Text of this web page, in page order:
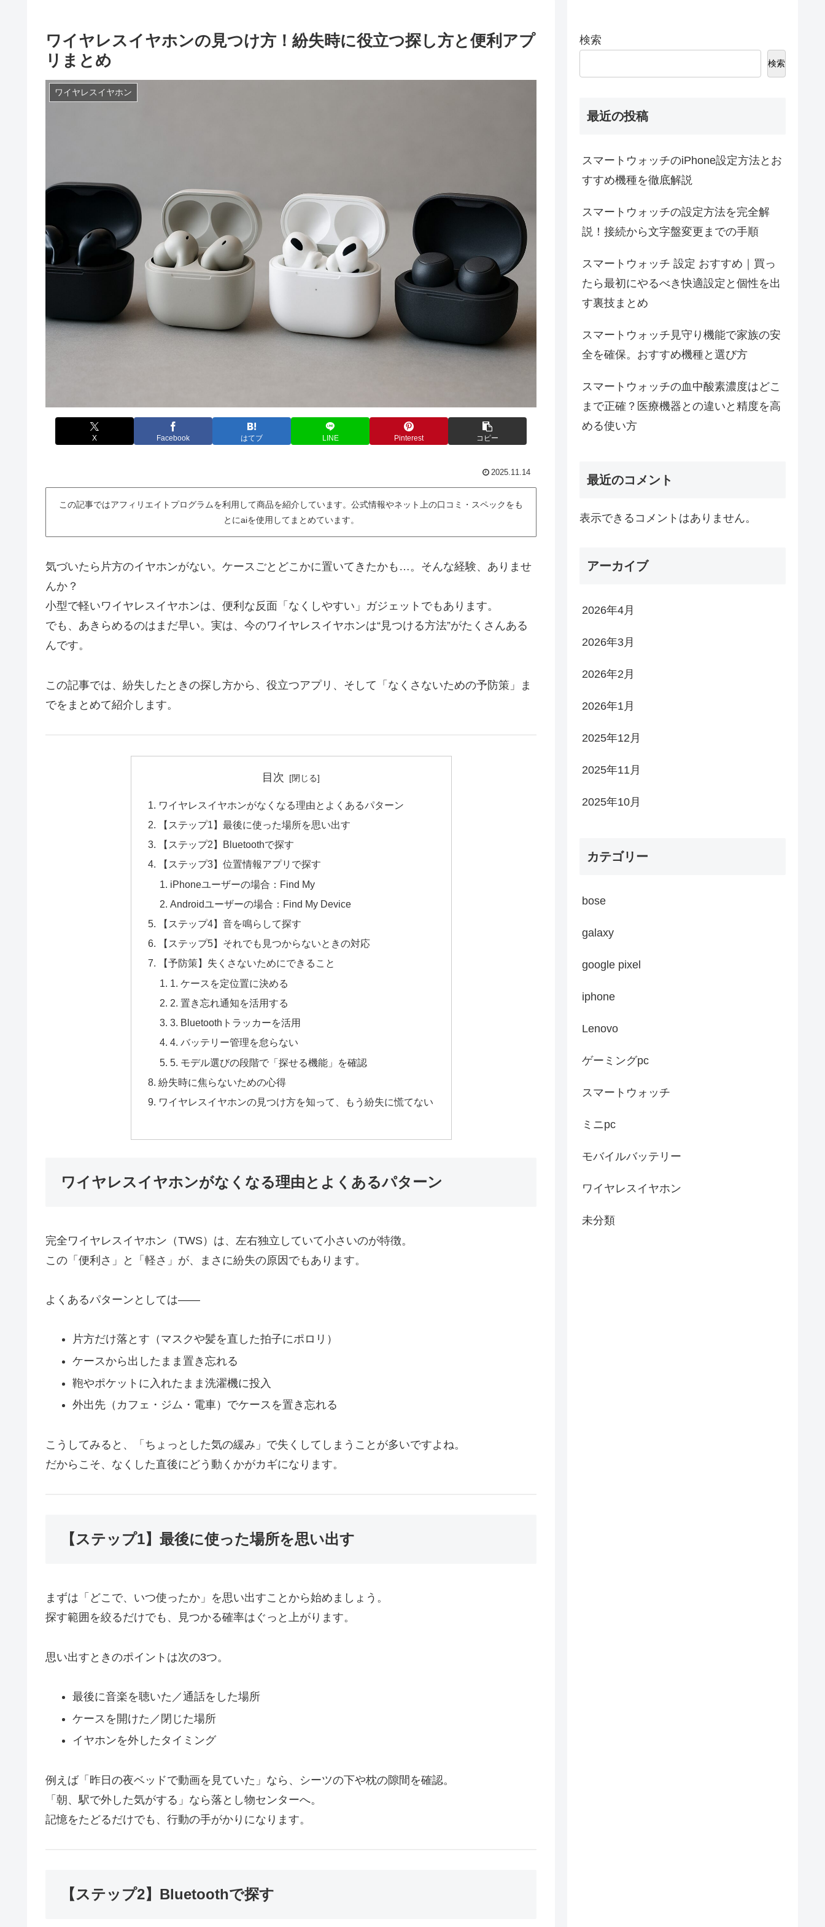
ワイヤレスイヤホンの見つけ方！紛失時に役立つ探し方と便利アプ
リまとめ
ワイヤレスイヤホン
X Facebook はてブ LINE Pinterest コピー
2025.11.14
この記事ではアフィリエイトプログラムを利用して商品を紹介しています。公式情報やネット上の口コミ・スペックをも
とにaiを使用してまとめています。
気づいたら片方のイヤホンがない。ケースごとどこかに置いてきたかも…。そんな経験、ありませ
んか？
小型で軽いワイヤレスイヤホンは、便利な反面「なくしやすい」ガジェットでもあります。
でも、あきらめるのはまだ早い。実は、今のワイヤレスイヤホンは“見つける方法”がたくさんある
んです。
この記事では、紛失したときの探し方から、役立つアプリ、そして「なくさないための予防策」ま
でをまとめて紹介します。
目次
ワイヤレスイヤホンがなくなる理由とよくあるパターン
【ステップ1】最後に使った場所を思い出す
【ステップ2】Bluetoothで探す
【ステップ3】位置情報アプリで探す
iPhoneユーザーの場合：Find My
Androidユーザーの場合：Find My Device
【ステップ4】音を鳴らして探す
【ステップ5】それでも見つからないときの対応
【予防策】失くさないためにできること
1. ケースを定位置に決める
2. 置き忘れ通知を活用する
3. Bluetoothトラッカーを活用
4. バッテリー管理を怠らない
5. モデル選びの段階で「探せる機能」を確認
紛失時に焦らないための心得
ワイヤレスイヤホンの見つけ方を知って、もう紛失に慌てない
ワイヤレスイヤホンがなくなる理由とよくあるパターン
完全ワイヤレスイヤホン（TWS）は、左右独立していて小さいのが特徴。
この「便利さ」と「軽さ」が、まさに紛失の原因でもあります。
よくあるパターンとしては――
片方だけ落とす（マスクや髪を直した拍子にポロリ）
ケースから出したまま置き忘れる
鞄やポケットに入れたまま洗濯機に投入
外出先（カフェ・ジム・電車）でケースを置き忘れる
こうしてみると、「ちょっとした気の緩み」で失くしてしまうことが多いですよね。
だからこそ、なくした直後にどう動くかがカギになります。
【ステップ1】最後に使った場所を思い出す
まずは「どこで、いつ使ったか」を思い出すことから始めましょう。
探す範囲を絞るだけでも、見つかる確率はぐっと上がります。
思い出すときのポイントは次の3つ。
最後に音楽を聴いた／通話をした場所
ケースを開けた／閉じた場所
イヤホンを外したタイミング
例えば「昨日の夜ベッドで動画を見ていた」なら、シーツの下や枕の隙間を確認。
「朝、駅で外した気がする」なら落とし物センターへ。
記憶をたどるだけでも、行動の手がかりになります。
【ステップ2】Bluetoothで探す
検索
検索
最近の投稿
スマートウォッチのiPhone設定方法とお
すすめ機種を徹底解説
スマートウォッチの設定方法を完全解
説！接続から文字盤変更までの手順
スマートウォッチ 設定 おすすめ｜買っ
たら最初にやるべき快適設定と個性を出
す裏技まとめ
スマートウォッチ見守り機能で家族の安
全を確保。おすすめ機種と選び方
スマートウォッチの血中酸素濃度はどこ
まで正確？医療機器との違いと精度を高
める使い方
最近のコメント
表示できるコメントはありません。
アーカイブ
2026年4月
2026年3月
2026年2月
2026年1月
2025年12月
2025年11月
2025年10月
カテゴリー
bose
galaxy
google pixel
iphone
Lenovo
ゲーミングpc
スマートウォッチ
ミニpc
モバイルバッテリー
ワイヤレスイヤホン
未分類